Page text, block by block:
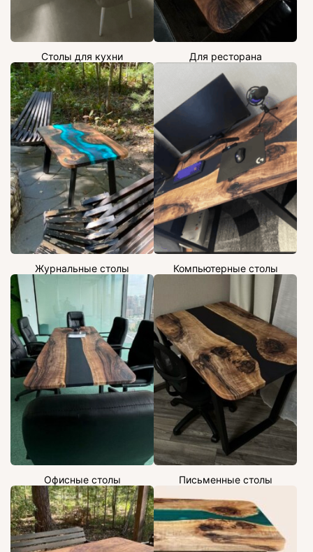
Столы для кухни Для ресторана
Журнальные столы Компьютерные столы
Офисные столы Письменные столы